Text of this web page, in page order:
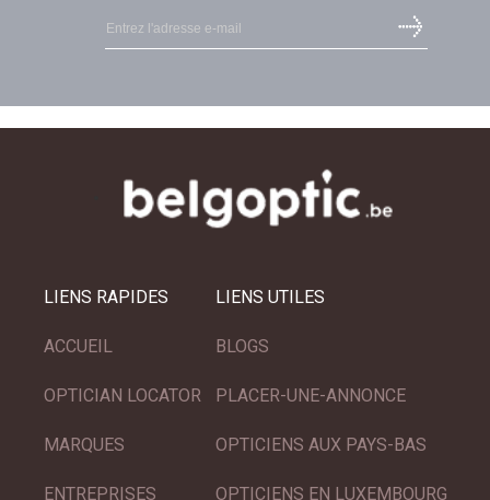
LIENS RAPIDES
ACCUEIL
OPTICIAN LOCATOR
MARQUES
ENTREPRISES
LIENS UTILES
BLOGS
PLACER-UNE-ANNONCE
OPTICIENS AUX PAYS-BAS
OPTICIENS EN LUXEMBOURG